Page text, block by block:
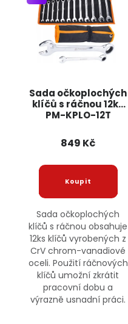
Sada očkoplochých
klíčů s ráčnou 12ks
PM-KPLO-12T
849 Kč
Sada očkoplochých
klíčů s ráčnou obsahuje
12ks klíčů vyrobených z
CrV chrom-vanadiové
oceli. Použití ráčnových
klíčů umožní zkrátit
pracovní dobu a
výrazně usnadní práci.